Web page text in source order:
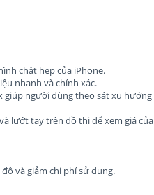
chật hẹp của iPhone.
nhanh và chính xác.
giúp người dùng theo sát xu hướng
lướt tay trên đồ thị để xem giá của
và giảm chi phí sử dụng.